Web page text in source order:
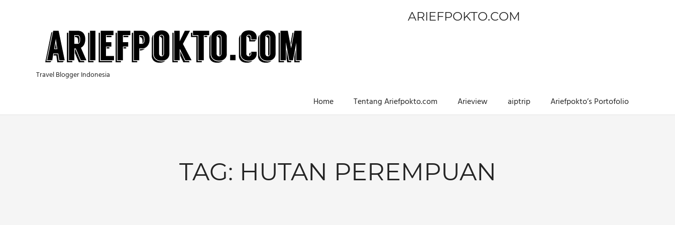
ARIEFPOKTO.COM
Travel Blogger Indonesia
Home Tentang Ariefpokto.com Arieview aiptrip Ariefpokto’s Portofolio
TAG: HUTAN PEREMPUAN